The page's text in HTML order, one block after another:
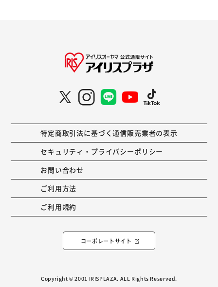
特定商取引法に基づく通信販売業者の表示
セキュリティ・プライバシーポリシー
お問い合わせ
ご利用方法
ご利用規約
コーポレートサイト
Copyright © 2001 IRISPLAZA. ALL Rights Reserved.